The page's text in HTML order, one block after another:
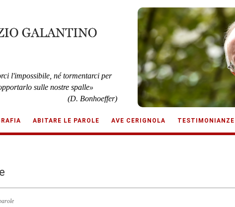
l'impossibile, né tormentarci per
sulle nostre spalle»
(D. Bonhoeffer)
ABITARE LE PAROLE AVE CERIGNOLA TESTIMONIANZE